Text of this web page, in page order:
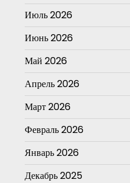
Июль 2026
Июнь 2026
Май 2026
Апрель 2026
Март 2026
Февраль 2026
Январь 2026
Декабрь 2025